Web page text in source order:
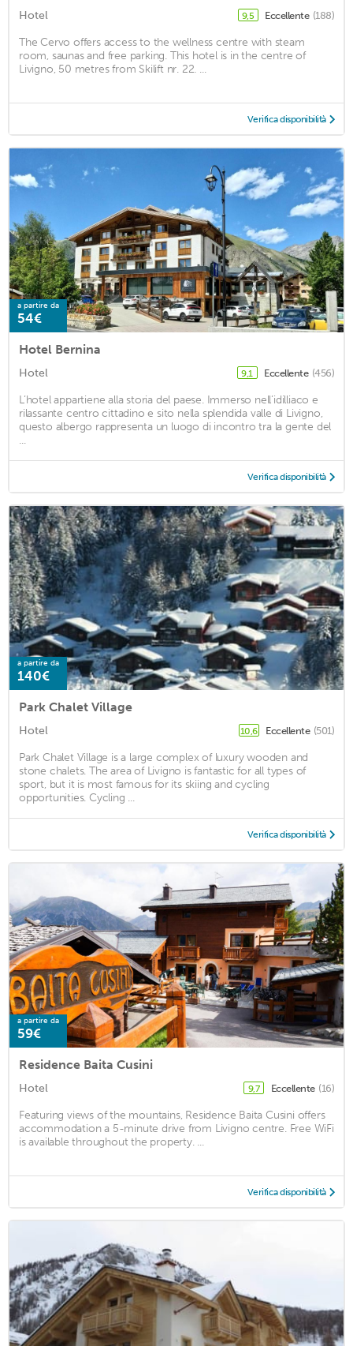
Hotel 9,5 Eccellente (188)
The Cervo offers access to the wellness centre with steam
room, saunas and free parking. This hotel is in the centre of
Livigno, 50 metres from Skilift nr. 22. ...
Verifica disponibilità
a partire da
54€
Hotel Bernina
Hotel 9,1 Eccellente (456)
L’hotel appartiene alla storia del paese. Immerso nell’idilliaco e
rilassante centro cittadino e sito nella splendida valle di Livigno,
questo albergo rappresenta un luogo di incontro tra la gente del
...
Verifica disponibilità
a partire da
140€
Park Chalet Village
Hotel 10,6 Eccellente (501)
Park Chalet Village is a large complex of luxury wooden and
stone chalets. The area of Livigno is fantastic for all types of
sport, but it is most famous for its skiing and cycling
opportunities. Cycling ...
Verifica disponibilità
a partire da
59€
Residence Baita Cusini
Hotel 9,7 Eccellente (16)
Featuring views of the mountains, Residence Baita Cusini offers
accommodation a 5-minute drive from Livigno centre. Free WiFi
is available throughout the property. ...
Verifica disponibilità